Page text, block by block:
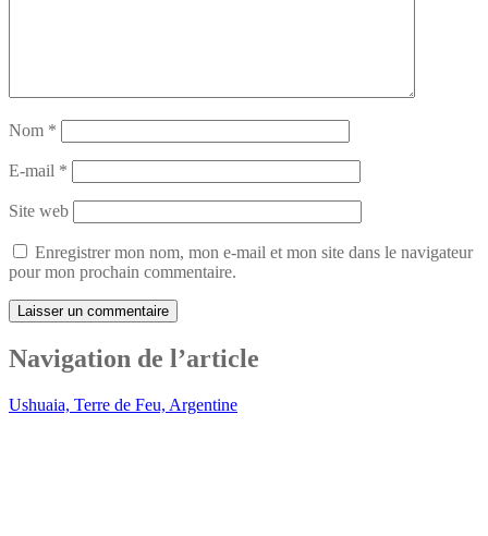
Nom *
E-mail *
Site web
Enregistrer mon nom, mon e-mail et mon site dans le navigateur
pour mon prochain commentaire.
Navigation de l’article
Ushuaia, Terre de Feu, Argentine